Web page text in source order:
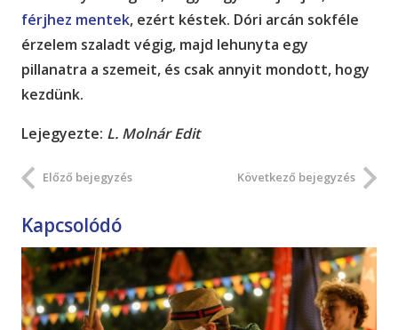
férjhez mentek, ezért késtek. Dóri arcán sokféle
érzelem szaladt végig, majd lehunyta egy
pillanatra a szemeit, és csak annyit mondott, hogy
kezdünk.
Lejegyezte: L. Molnár Edit
Előző bejegyzés Következő bejegyzés
Kapcsolódó